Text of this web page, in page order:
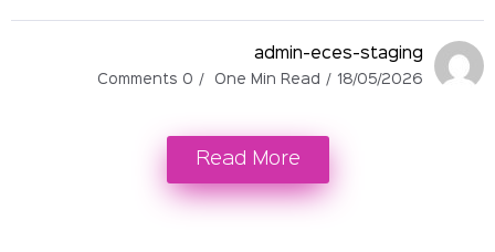
admin-eces-
18/05/
One Min Read
0 Comments
Read More